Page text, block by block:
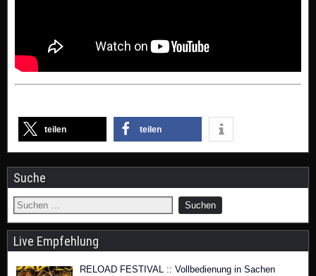
teilen teilen
Suche
Live Empfehlung
RELOAD FESTIVAL :: Vollbedienung in Sachen